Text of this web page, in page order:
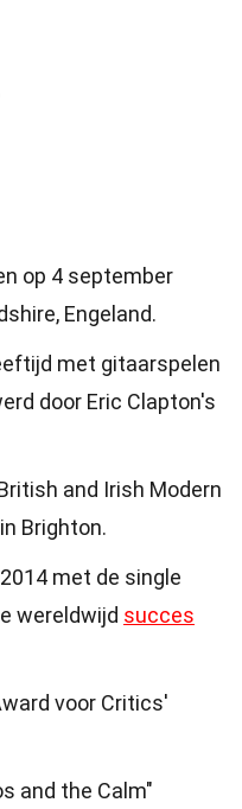
op 4 september
Engeland.
met gitaarspelen
door Eric Clapton's
and Irish Modern
Brighton.
met de single
wereldwijd succes
voor Critics'
and the Calm"